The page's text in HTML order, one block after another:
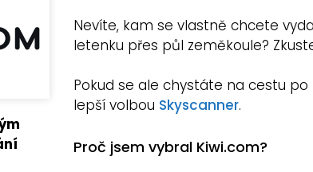
Nevíte, kam se vlastně chcete
letenku přes půl zeměkoule?
Pokud se ale chystáte na cestu
lepší volbou Skyscanner.
Proč jsem vybral Kiwi.com?